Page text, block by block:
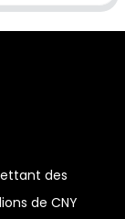
des
de CNY